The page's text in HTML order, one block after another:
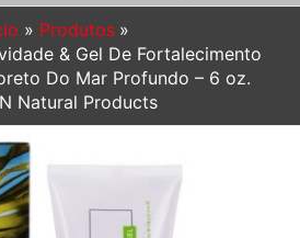
Produtos
& Gel De Fortalecimento
Do Mar Profundo – 6 oz.
Natural Products